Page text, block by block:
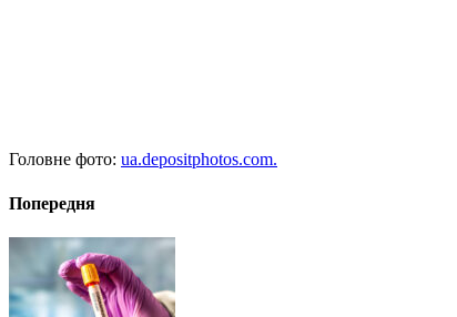
Головне фото: ua.depositphotos.com.
Попередня